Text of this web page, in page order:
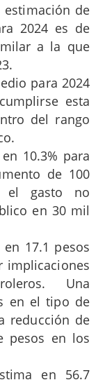
estimación de
2024 es de
a la que
para 2024
esta
del rango
10.3% para
de 100
el gasto no
en 30 mil
17.1 pesos
implicaciones
Una
en el tipo de
reducción de
pesos en los
en 56.7